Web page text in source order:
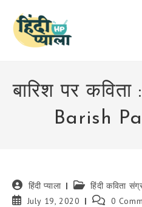
content
बारिश पर कविता
Barish
Post
author:
हिंदी प्याला
Post
category:
हिंदी कविता
PostJuly 19, 2020
Post 0